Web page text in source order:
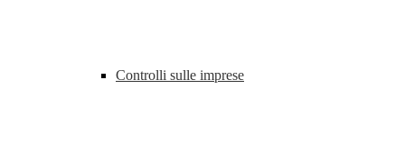
Controlli sulle imprese